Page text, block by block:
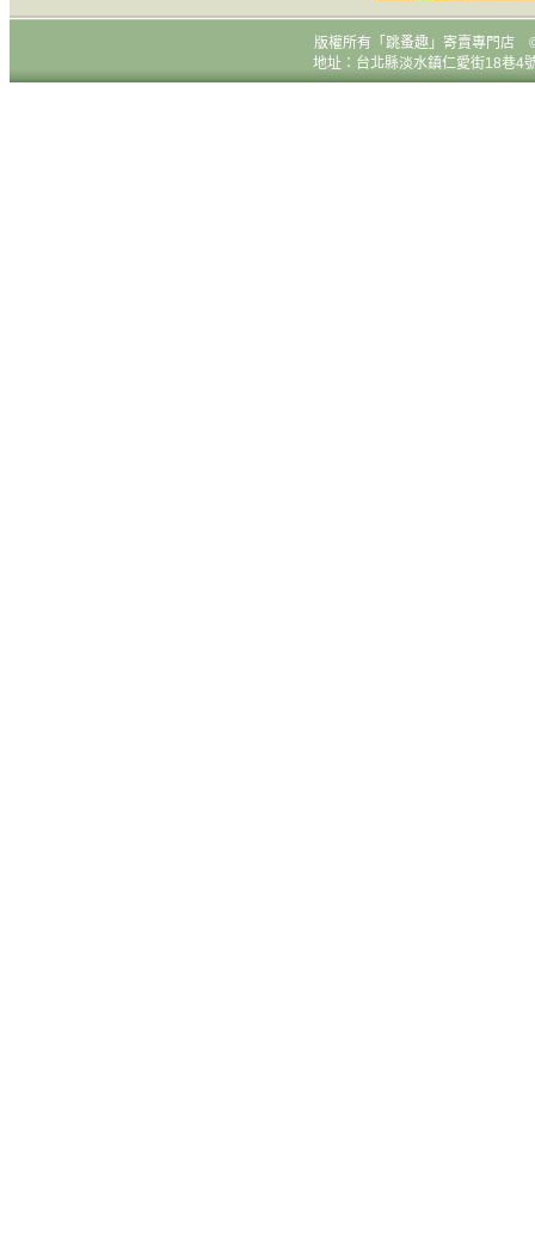
版權所有 「跳蚤趣」寄賣專門
地址：台北縣淡水鎮仁愛街18巷